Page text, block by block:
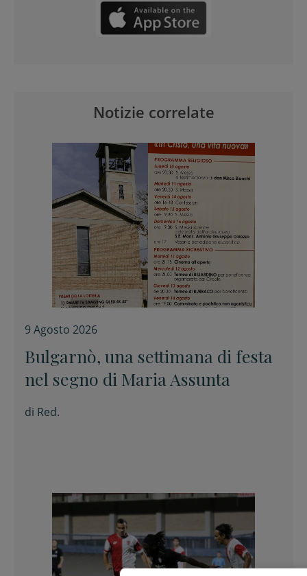
Notizie correlate
9 Agosto 2026
Bulgarnò, una settimana di festa
nel segno di Maria Assunta
di Red.